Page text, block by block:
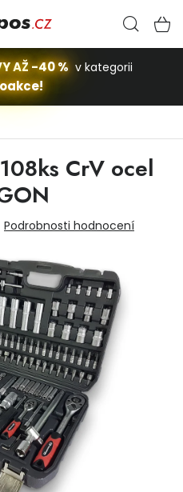
AŽ -40 % v kategorii
CrV ocel
Podrobnosti hodnocení